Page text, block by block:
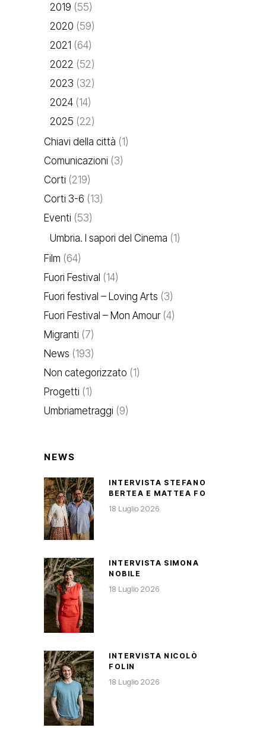
2019 (55)
2020 (59)
2021 (64)
2022 (52)
2023 (32)
2024 (14)
2025 (22)
Chiavi della città (1)
Comunicazioni (3)
Corti (219)
Corti 3-6 (13)
Eventi (53)
Umbria. I sapori del Cinema (1)
Film (64)
Fuori Festival (14)
Fuori festival – Loving Arts (3)
Fuori Festival – Mon Amour(4)
Migranti (7)
News (193)
Non categorizzato (1)
Progetti (1)
Umbriametraggi (9)
NEWS
INTERVISTA STEFANO
BERTEA E MATTEA FO
18 Luglio 2026
INTERVISTA SIMONA
NOBILE
18 Luglio 2026
INTERVISTA NICOLÒ
FOLIN
18 Luglio 2026